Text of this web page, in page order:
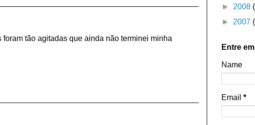
tão agitadas que ainda não terminei minha
► 2008
► 2007
Entre
Name
Email *